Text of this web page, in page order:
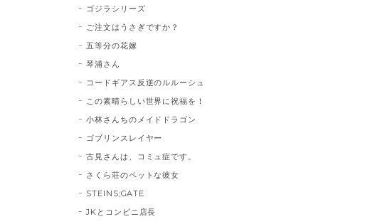
ゴジラシリーズ
ご注文はうさぎですか？
五等分の花嫁
琴浦さん
コードギアス反逆のルルーシュ
この素晴らしい世界に祝福を！
小林さんちのメイドドラゴン
ゴブリンスレイヤー
古見さんは、コミュ症です。
さくら荘のペットな彼女
STEINS;GATE
JKとコンビニ店長